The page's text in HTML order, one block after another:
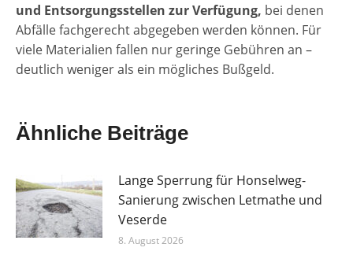
und Entsorgungsstellen zur Verfügung, bei denen
Abfälle fachgerecht abgegeben werden können. Für
viele Materialien fallen nur geringe Gebühren an –
deutlich weniger als ein mögliches Bußgeld.
Ähnliche Beiträge
Lange Sperrung für Honselweg-
Sanierung zwischen Letmathe und
Veserde
8. August 2026